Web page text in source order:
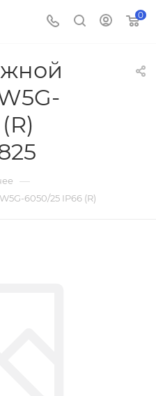
0
—
6050/25 IP66 (R)